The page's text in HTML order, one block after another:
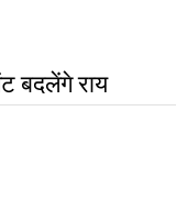
बदलेंगे राय